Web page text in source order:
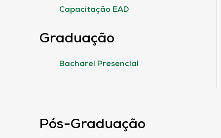
Capacitação EAD
Graduação
Bacharel Presencial
Pós-Graduação